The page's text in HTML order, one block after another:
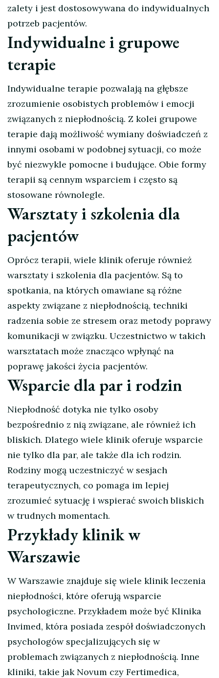
zalety i jest dostosowywana do indywidualnych
potrzeb pacjentów.
Indywidualne i grupowe
terapie
Indywidualne terapie pozwalają na głębsze
zrozumienie osobistych problemów i emocji
związanych z niepłodnością. Z kolei grupowe
terapie dają możliwość wymiany doświadczeń z
innymi osobami w podobnej sytuacji, co może
być niezwykle pomocne i budujące. Obie formy
terapii są cennym wsparciem i często są
stosowane równolegle.
Warsztaty i szkolenia dla
pacjentów
Oprócz terapii, wiele klinik oferuje również
warsztaty i szkolenia dla pacjentów. Są to
spotkania, na których omawiane są różne
aspekty związane z niepłodnością, techniki
radzenia sobie ze stresem oraz metody poprawy
komunikacji w związku. Uczestnictwo w takich
warsztatach może znacząco wpłynąć na
poprawę jakości życia pacjentów.
Wsparcie dla par i rodzin
Niepłodność dotyka nie tylko osoby
bezpośrednio z nią związane, ale również ich
bliskich. Dlatego wiele klinik oferuje wsparcie
nie tylko dla par, ale także dla ich rodzin.
Rodziny mogą uczestniczyć w sesjach
terapeutycznych, co pomaga im lepiej
zrozumieć sytuację i wspierać swoich bliskich
w trudnych momentach.
Przykłady klinik w
Warszawie
W Warszawie znajduje się wiele klinik leczenia
niepłodności, które oferują wsparcie
psychologiczne. Przykładem może być Klinika
Invimed, która posiada zespół doświadczonych
psychologów specjalizujących się w
problemach związanych z niepłodnością. Inne
kliniki, takie jak Novum czy Fertimedica,